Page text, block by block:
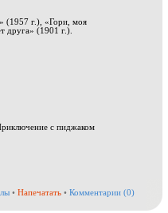
(1957 г.), «Гори, моя
друга» (1901 г.).
с пиджаком
• Напечатать • Комментарии (0)